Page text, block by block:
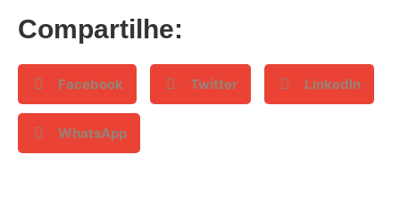
Compartilhe:
Facebook Twitter LinkedIn
WhatsApp